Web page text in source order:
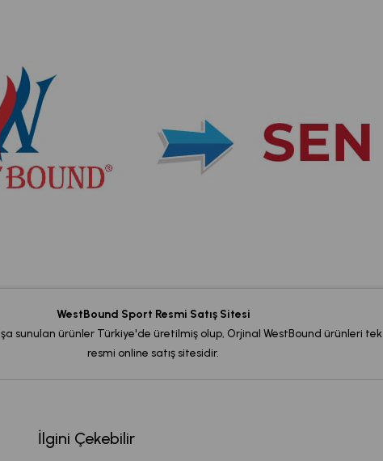
WestBound Sport Resmi Satış Sitesi
sunulan ürünler Türkiye'de üretilmiş olup, Orjinal WestBound ürünleri tek
resmi online satış sitesidir.
İlgini Çekebilir